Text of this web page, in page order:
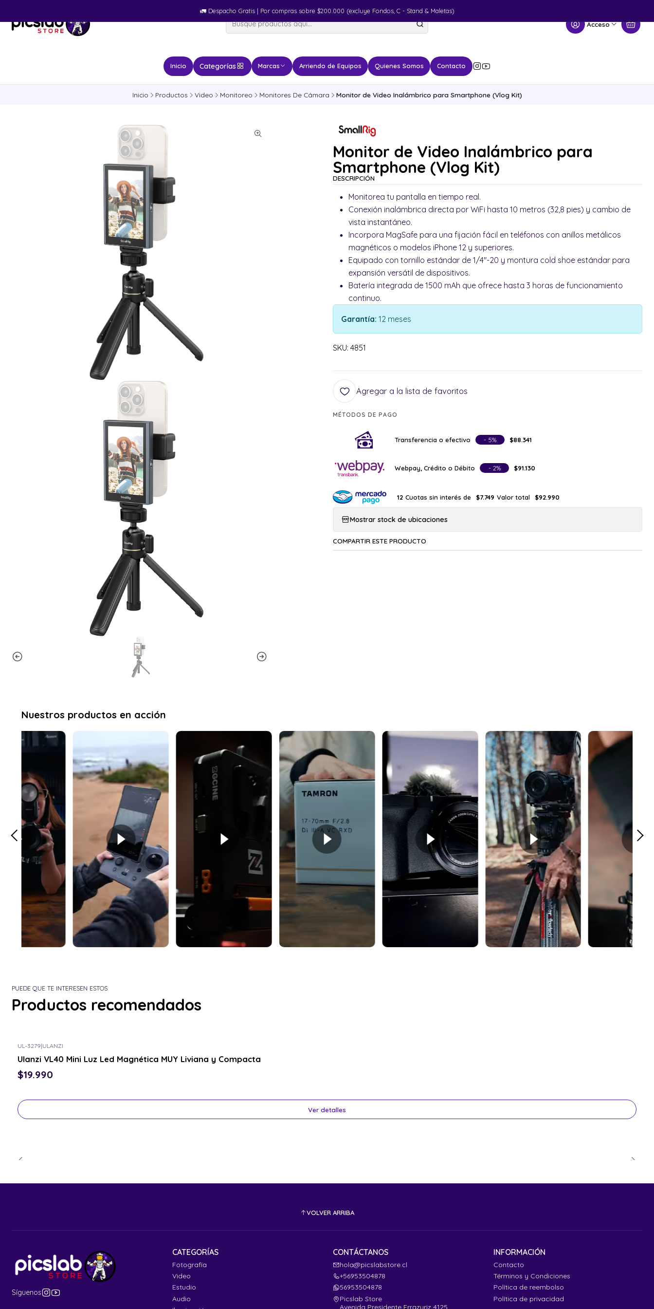
Acceso
Inicio Categorías Marcas Arriendo de Equipos Quienes Somos Contacto
🚛​ Despacho Gratis | Por compras sobre $200.000 (excluye Fondos, C - Stand & Maletas)
Inicio Productos Video Monitoreo Monitores De Cámara Monitor de Video Inalámbrico para Smartphone (Vlog Kit)
Monitor de Video Inalámbrico para
Smartphone (Vlog Kit)
DESCRIPCIÓN
Monitorea tu pantalla en tiempo real.
Conexión inalámbrica directa por WiFi hasta 10 metros (32,8 pies) y cambio de
vista instantáneo.
Incorpora MagSafe para una fijación fácil en teléfonos con anillos metálicos
magnéticos o modelos iPhone 12 y superiores.
Equipado con tornillo estándar de 1/4"-20 y montura cold shoe estándar para
expansión versátil de dispositivos.
Batería integrada de 1500 mAh que ofrece hasta 3 horas de funcionamiento
continuo.
Garantía: 12 meses
SKU: 4851
Agregar a la lista de favoritos
MÉTODOS DE PAGO
Transferencia o efectivo - 5% $88.341
Webpay, Crédito o Débito - 2% $91.130
12 Cuotas sin interés de $7.749 Valor total $92.990
Mostrar stock de ubicaciones
COMPARTIR ESTE PRODUCTO
PUEDE QUE TE INTERESEN ESTOS
Productos recomendados
UL-3279|ULANZI
Ulanzi VL40 Mini Luz Led Magnética MUY Liviana y Compacta
$19.990
Ver detalles
VOLVER ARRIBA
Síguenos
CATEGORÍAS
Fotografía
Video
Estudio
Audio
CONTÁCTANOS
hola@picslabstore.cl
+56953504878
56953504878
Picslab Store
Avenida Presidente Errazuriz 4125
INFORMACIÓN
Contacto
Términos y Condiciones
Política de reembolso
Política de privacidad